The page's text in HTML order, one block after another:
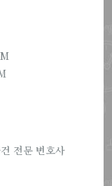
전문 변호사